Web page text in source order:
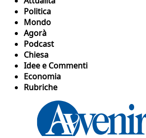
Politica
Mondo
Agorà
Podcast
Chiesa
Idee e Commenti
Economia
Rubriche